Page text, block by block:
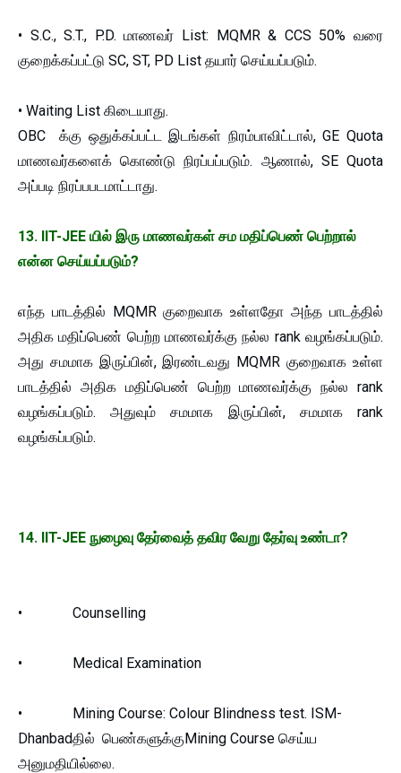
• S.C., S.T., P.D. மாணவர் List: MQMR & CCS 50% வரை
குறைக்கப்பட்டு SC, ST, PD List தயார் செய்யப்படும்.
• Waiting List கிடையாது.
OBC க்கு ஒதுக்கப்பட்ட இடங்கள் நிரம்பாவிட்டால், GE Quota
மாணவர்களைக் கொண்டு நிரப்பப்படும். ஆணால், SE Quota
அப்படி நிரப்பபடமாட்டாது.
13. IIT-JEE யில் இரு மாணவர்கள் சம மதிப்பெண் பெற்றால்
என்ன செய்யப்படும்?
எந்த பாடத்தில் MQMR குறைவாக உள்ளதோ அந்த பாடத்தில்
அதிக மதிப்பெண் பெற்ற மாணவர்க்கு நல்ல rank வழங்கப்படும்.
அது சமமாக இருப்பின், இரண்டவது MQMR குறைவாக உள்ள
பாடத்தில் அதிக மதிப்பெண் பெற்ற மாணவர்க்கு நல்ல rank
வழங்கப்படும். அதுவும் சமமாக இருப்பின், சமமாக rank
வழங்கப்படும்.
14. IIT-JEE நுழைவு தேர்வைத் தவிர வேறு தேர்வு உண்டா?
• Counselling
• Medical Examination
• Mining Course: Colour Blindness test. ISM-
Dhanbadதில் பெண்களுக்குMining Course செய்ய
அனுமதியில்லை.